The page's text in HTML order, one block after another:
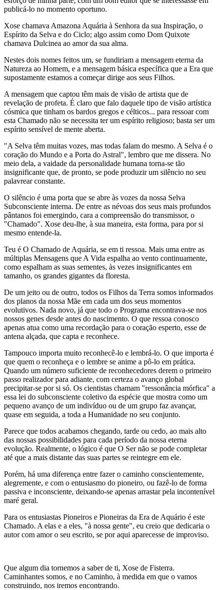
publicá-lo no momento oportuno.
Xose chamava Amazona Aquária à Senhora da sua Inspiração, o
Espírito da Selva e do Ciclo; algo assim como Dom Quixote
chamava Dulcinea ao amor da sua alma.
Nestes dois nomes feitos um, se fundiriam a mensagem eterna da
Natureza ao Homem, e a mensagem básica específica que a Era que
supostamente estamos a começar dirige aos seus Filhos.
A mensagem que captou têm mais de visão de artista que de
revelação de profeta. É claro que falo daquele tipo de visão artística
cósmica que tinham os bardos gregos e célticos... para ressoar com
esta Chamado não se necessita ter um espírito religioso; basta ser um
espírito sensível de mente aberta.
"A Selva têm muitas vozes, mas todas falam do mesmo. A Selva é o
coração do Mundo e a Porta do Astral", lembro que me dissera. No
meio dela, a vaidade da personalidade humana torna-se tão
insignificante que, de pronto, se pode produzir um silêncio no seu
palavrear constante.
O silêncio é uma porta que se abre às vozes da nossa Selva
Subconsciente interna. De entre as névoas dos seus mais profundos
pântanos foi emergindo, cara a compreensão do transmissor, o
"Chamado". Xose deu-lhe, à sua maneira, esta forma, para por si
mesmo entende-la.
Teu é O Chamado de Aquária, se em ti ressoa. Mais uma entre as
múltiplas Mensagens que A Vida espalha ao vento continuamente,
como espalham as suas sementes, às vezes insignificantes em
tamanho, os grandes gigantes da floresta.
De um jeito ou de outro, todos os Filhos da Terra somos informados
dos planos da nossa Mãe em cada um dos seus momentos
evolutivos. Nada novo, já que todo o Programa encontrava-se nos
nossos genes desde antes do nascimento. O que ressoa conosco
apenas atua como uma recordação para o coração esperto, esse de
antena alçada, que capta e reconhece.
Tampouco importa muito reconhecê-lo e lembrá-lo. O que importa é
que quem o reconheça e o lembre se anime a pô-lo em prática.
Quando um número suficiente de reconhecedores derem o primeiro
passo realizador para adiante, com certeza o avanço global
precipitar-se por si só. Os cientistas chamam "ressonância mórfica" a
essa lei do subconsciente coletivo da espécie que mostra como um
pequeno avanço de um indivíduo ou de um grupo faz avançar,
quase em seguida, a toda a Humanidade no seu conjunto.
Parece que todos acabamos chegando, tarde ou cedo, ao mais alto
das nossas possibilidades para cada período da nossa eterna
evolução. Realmente, o lógico é que O Ser não se pode completar
até que a mais distante das suas partes se reintegre em ele.
Porém, há uma diferença entre fazer o caminho conscientemente,
alegremente, e com o entusiasmo do pioneiro, ou fazê-lo de forma
passiva e inconsciente, deixando-se apenas arrastar pela incontenível
maré geral.
Para os entusiastas Pioneiros e Pioneiras da Era de Aquário é este
Chamado. A elas e a eles, "à nossa gente", eu creio que dedicaria o
autor com amor o seu escrito, se por aqui aparecesse de improviso.
Que algum dia tornemos a saber de ti, Xose de Fisterra.
Caminhantes somos, e no Caminho, à medida em que o vamos
construindo, nos iremos encontrando.